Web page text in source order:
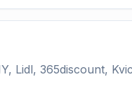
Lidl, 365discount,